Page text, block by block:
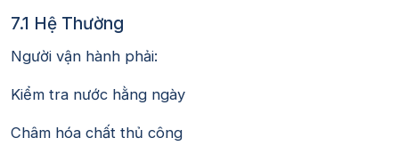
7.1 Hệ Thường
Người vận hành phải:
Kiểm tra nước hằng ngày
Châm hóa chất thủ công